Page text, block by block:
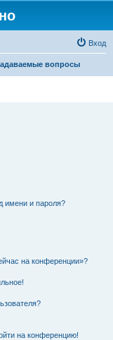
Вход
вопросы
имени и пароля?
на конференции»?
на конференцию!